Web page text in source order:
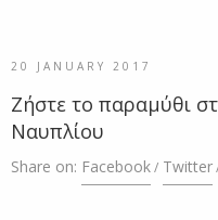
20 JANUARY 2017
Ζήστε το παραμύθι
Ναυπλίου
Share on: Facebook Twitter